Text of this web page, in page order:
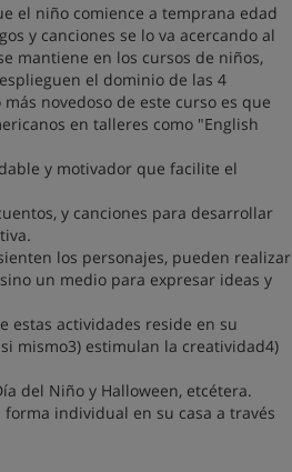
el niño comience a temprana edad
y canciones se lo va acercando al
mantiene en los cursos de niños,
el dominio de las 4
novedoso de este curso es que
en talleres como "English
y motivador que facilite el
y canciones para desarrollar
los personajes, pueden realizar
un medio para expresar ideas y
estas actividades reside en su
mismo3) estimulan la creatividad4)
del Niño y Halloween, etcétera.
individual en su casa a través